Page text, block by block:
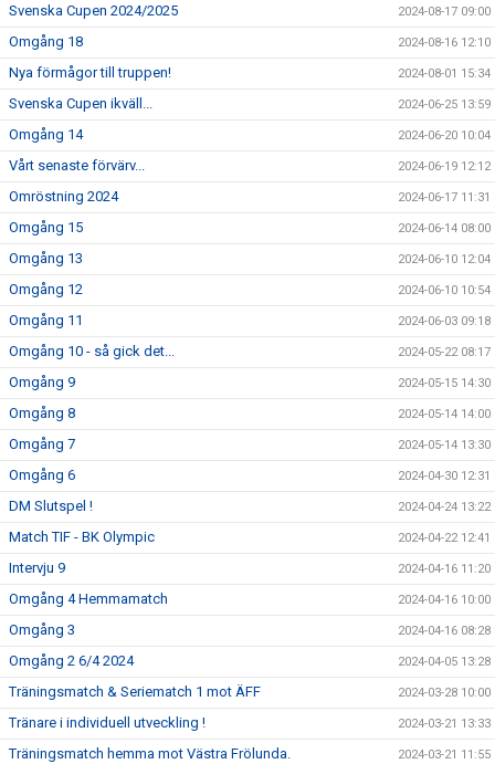
Svenska Cupen 2024/2025 2024-08-17 09:00
Omgång 18 2024-08-16 12:10
Nya förmågor till truppen! 2024-08-01 15:34
Svenska Cupen ikväll... 2024-06-25 13:59
Omgång 14 2024-06-20 10:04
Vårt senaste förvärv... 2024-06-19 12:12
Omröstning 2024 2024-06-17 11:31
Omgång 15 2024-06-14 08:00
Omgång 13 2024-06-10 12:04
Omgång 12 2024-06-10 10:54
Omgång 11 2024-06-03 09:18
Omgång 10 - så gick det... 2024-05-22 08:17
Omgång 9 2024-05-15 14:30
Omgång 8 2024-05-14 14:00
Omgång 7 2024-05-14 13:30
Omgång 6 2024-04-30 12:31
DM Slutspel ! 2024-04-24 13:22
Match TIF - BK Olympic 2024-04-22 12:41
Intervju 9 2024-04-16 11:20
Omgång 4 Hemmamatch 2024-04-16 10:00
Omgång 3 2024-04-16 08:28
Omgång 2 6/4 2024 2024-04-05 13:28
Träningsmatch & Seriematch 1 mot ÄFF 2024-03-28 10:00
Tränare i individuell utveckling ! 2024-03-21 13:33
Träningsmatch hemma mot Västra Frölunda. 2024-03-21 11:55